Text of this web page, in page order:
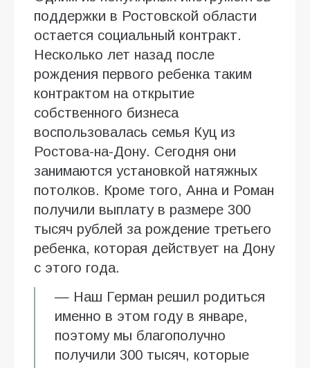
поддержки в Ростовской области
остается социальный контракт.
Несколько лет назад после
рождения первого ребенка таким
контрактом на открытие
собственного бизнеса
воспользовалась семья Куц из
Ростова-на-Дону. Сегодня они
занимаются установкой натяжных
потолков. Кроме того, Анна и Роман
получили выплату в размере 300
тысяч рублей за рождение третьего
ребенка, которая действует на Дону
с этого года.
— Наш Герман решил родиться
именно в этом году в январе,
поэтому мы благополучно
получили 300 тысяч, которые